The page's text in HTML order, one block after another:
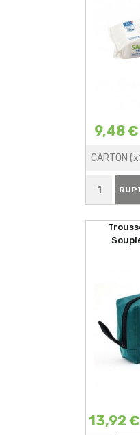
9,48
13,92